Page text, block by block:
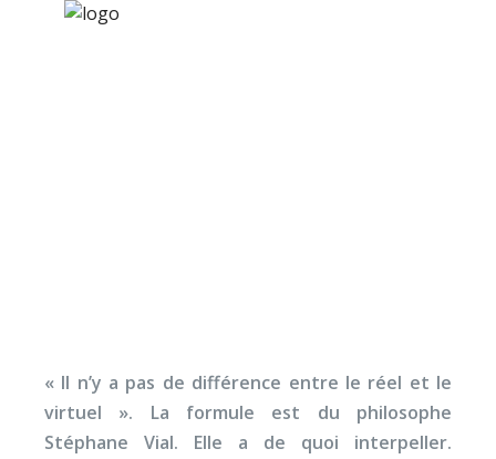
« Il n’y a pas de différence entre le réel et le
virtuel ». La formule est du philosophe
Stéphane Vial. Elle a de quoi interpeller.